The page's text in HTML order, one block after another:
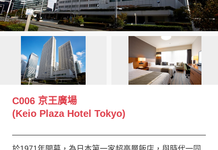
創造旅遊
C006 京王廣場
(Keio Plaza Hotel Tokyo)